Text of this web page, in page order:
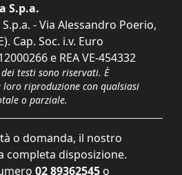
S.p.a.
- Via Alessandro Poerio,
Cap. Soc. i.v. Euro
e REA VE-454332
testi sono riservati. È
loro riproduzione con qualsiasi
o parziale.
o domanda, il nostro
completa disposizione.
02 89362545 o